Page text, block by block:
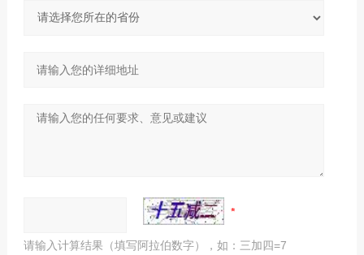
请输入计算结果（填写阿拉伯数字），如：三加四=7